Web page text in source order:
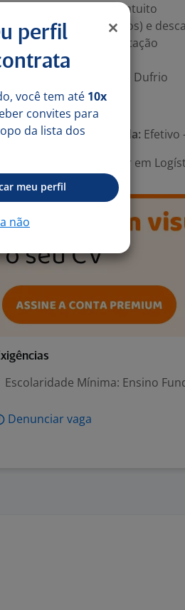
- Restaurante no local gratuito
de convivência (jogos) e
Refeição ou Alimentação
transporte
- Descontos em produtos Dufrio
de vagas:1
de contrato e Jornada: Efetivo
Auxiliar em
Escolaridade Mínima: Ensino
Denunciar vaga
perfil
você tem até 10x
convites para
da lista dos
meu perfil
não